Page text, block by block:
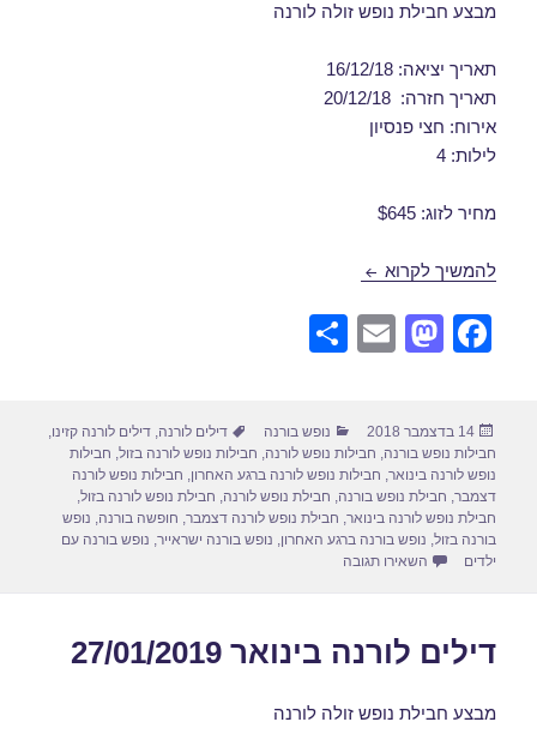
מבצע חבילת נופש זולה לורנה
תאריך יציאה: 16/12/18
תאריך חזרה: 20/12/18
אירוח: חצי פנסיון
לילות: 4
מחיר לזוג: $645
להמשיך לקרוא חבילות נופש לורנה ברגע האחרון 16/12/2018
F
e
b
o
o
M
o
d
o
n
E
e
פורסם
בתאריך
14 בדצמבר 2018 קטגוריות
נופש בורנה תגיות
דילים לורנה,דילים לורנה קזינו,
חבילות נופש בורנה, חבילות נופש לורנה, חבילות נופש לורנה בזול, חבילות
נופש לורנה בינואר, חבילות נופש לורנה ברגע האחרון, חבילות נופש לורנה
דצמבר, חבילת נופש בורנה, חבילת נופש לורנה, חבילת נופש לורנה בזול,
חבילת נופש לורנה בינואר, חבילת נופש לורנה דצמבר, חופשה בורנה, נופש
בורנה בזול, נופש בורנה ברגע האחרון, נופש בורנה ישראייר, נופש בורנה עם
ילדים
השאירו תגובה
דילים לורנה בינואר 27/01/2019
מבצע חבילת נופש זולה לורנה